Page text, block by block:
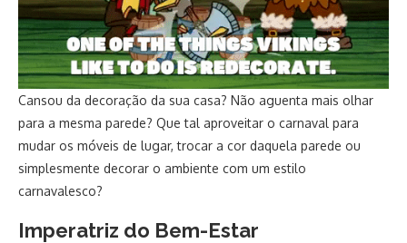
Cansou da decoração da sua casa? Não aguenta mais olhar
para a mesma parede? Que tal aproveitar o carnaval para
mudar os móveis de lugar, trocar a cor daquela parede ou
simplesmente decorar o ambiente com um estilo
carnavalesco?
Imperatriz do Bem-Estar